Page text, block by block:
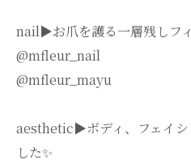
nail▶︎お爪を護る一層残しフ
@mfleur_nail
@mfleur_mayu
aesthetic▶︎ボディ、フェイシ
した✨